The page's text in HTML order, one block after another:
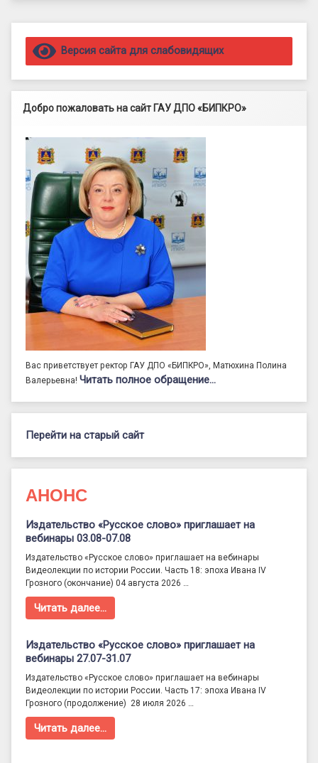
Правый сайдбар
Версия сайта для слабовидящих
Добро пожаловать на сайт ГАУ ДПО «БИПКРО»
Вас приветствует ректор ГАУ ДПО «БИПКРО», Матюхина Полина
Валерьевна! Читать полное обращение…
Перейти на старый сайт
АНОНС
Издательство «Русское слово» приглашает на
вебинары 03.08-07.08
Издательство «Русское слово» приглашает на вебинары
Видеолекции по истории России. Часть 18: эпоха Ивана IV
Грозного (окончание) 04 августа 2026 …
Читать далее…
Издательство «Русское слово» приглашает на
вебинары 27.07-31.07
Издательство «Русское слово» приглашает на вебинары
Видеолекции по истории России. Часть 17: эпоха Ивана IV
Грозного (продолжение) 28 июля 2026 …
Читать далее…